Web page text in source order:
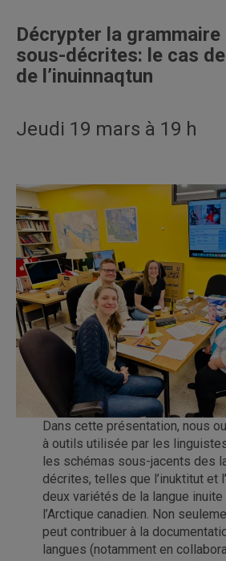
Décrypter la
sous-décrites: le cas
de l’inuinnaqtun
Jeudi 19 mars à 19 h
Dans cette présentation, nous
à outils utilisée par les
les schémas sous-jacents des
décrites, telles que l’inuktitut et
deux variétés de la langue
l’Arctique canadien. Non
peut contribuer à la
langues (notamment en